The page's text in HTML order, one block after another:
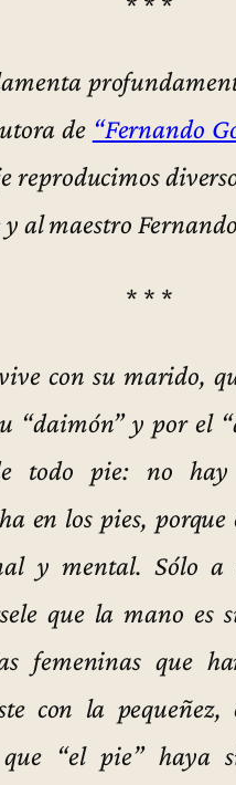
de “Fernando
reproducimos
al maestro
* * *
con su marido,
“daimón” y por el
todo pie: no hay
en los pies,
y mental. Sólo
que la mano es
femeninas que
con la
que “el pie”